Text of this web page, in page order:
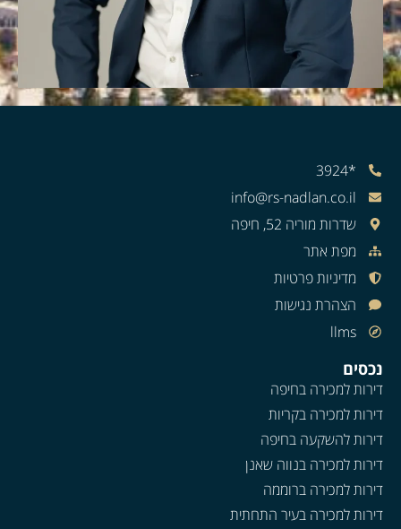
*3924
info@rs-nadlan.co.il
שדרות מוריה 52, חיפה
מפת אתר
מדיניות פרטיות
הצהרת נגישות
llms
נכסים
דירות למכירה בחיפה
דירות למכירה בקריות
דירות להשקעה בחיפה
דירות למכירה בנווה שאנן
דירות למכירה ברוממה
דירות למכירה בעיר התחתית